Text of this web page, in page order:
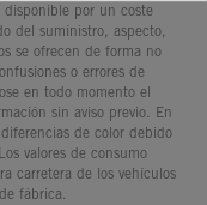
por un coste
del suministro, aspecto,
se ofrecen de forma no
o errores de
en todo momento el
sin aviso previo. En
de color debido
valores de consumo
carretera de los vehículos
fábrica.